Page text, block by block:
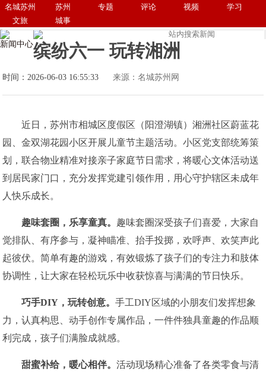
新闻中心
名城苏州 苏州 专题 评论 视频
学习
文旅
城事
缤纷六一 玩转湘洲
时间：2026-06-03 16:55:33 来源：名城苏州网
近日，苏州市相城区度假区（阳澄湖镇）湘洲社区蔚蓝花
园、金双湖花园小区开展儿童节主题活动。小区党支部统筹策
划，联合物业精准对接亲子家庭节日需求，将暖心文体活动送
到居民家门口，充分发挥党建引领作用，用心守护辖区未成年
人快乐成长。
趣味套圈 ， 乐享童真。 趣味套圈深受孩子们喜爱，大家自
觉排队、有序参与，凝神瞄准、抬手投掷，欢呼声、欢笑声此
起彼伏。简单有趣的游戏，有效锻炼了孩子们的专注力和肢体
协调性，让大家在轻松玩乐中收获惊喜与满满的节日快乐。
巧手DIY ，玩转创意。手工DIY区域的小朋友们发挥想象
力，认真构思、动手创作专属作品，一件件独具童趣的作品顺
利完成，孩子们满脸成就感。
甜蜜补给， 暖心相伴。活动现场精心准备了各类零食与清